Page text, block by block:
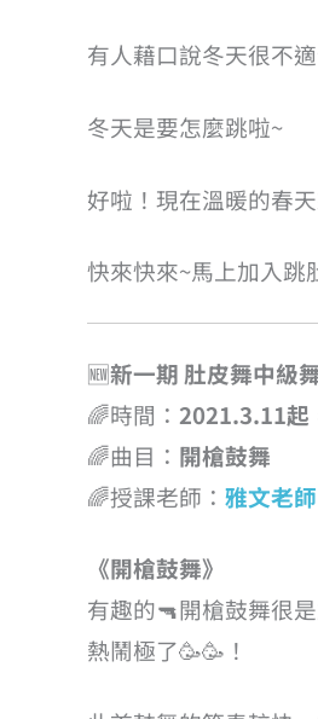
有人藉口說冬天很不
冬天是要怎麼跳啦~
好啦！現在溫暖的春
快來快來~馬上加入跳
🆕新一期 肚皮舞中級
🌈時間： 2021.3.11起
🌈曲目： 開槍鼓舞
🌈授課老師： 雅文老師
《開槍鼓舞》
有趣的🔫開槍鼓舞很
熱鬧極了🥳🥳！